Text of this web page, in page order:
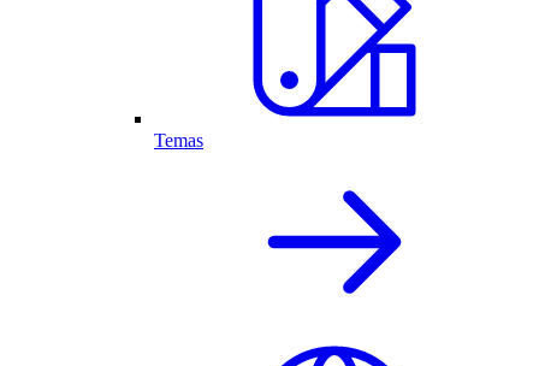
Temas